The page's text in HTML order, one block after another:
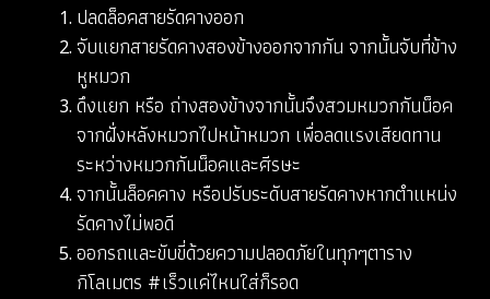
ปลดล็อคสายรัดคางออก
จับแยกสายรัดคางสองข้างออกจากกัน จากนั้นจับที่ข้าง
หูหมวก
ดึงแยก หรือ ถ่างสองข้างจากนั้นจึงสวมหมวกกันน็อค
จากฝั่งหลังหมวกไปหน้าหมวก เพื่อลดแรงเสียดทาน
ระหว่างหมวกกันน็อคและศีรษะ
จากนั้นล็อคคาง หรือปรับระดับสายรัดคางหากตำแหน่ง
รัดคางไม่พอดี
ออกรถและขับขี่ด้วยความปลอดภัยในทุกๆตาราง
กิโลเมตร #เร็วแค่ไหนใส่ก็รอด